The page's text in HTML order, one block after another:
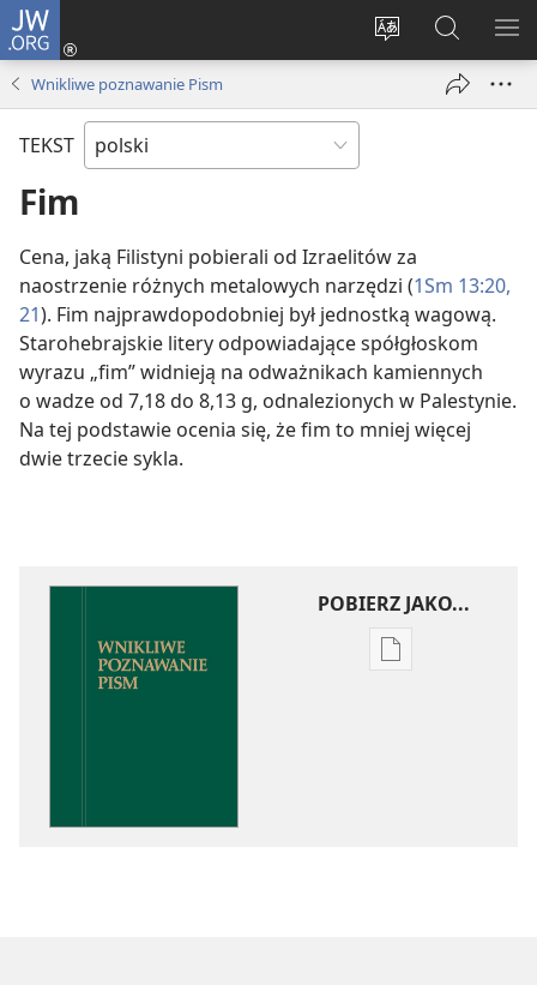
JW.ORG
Wybór
Logowanie
(opens
Szukaj
na
JW.ORG
Wnikliwe poznawanie Pism
TEKST
Fim
Cena, jaką Filistyni pobierali od Izraelitów za
naostrzenie różnych metalowych narzędzi (1Sm 13:20,
21). Fim najprawdopodobniej był jednostką wagową.
Starohebrajskie litery odpowiadające spółgłoskom
wyrazu „fim” widnieją na odważnikach kamiennych
o wadze od 7,18 do 8,13 g, odnalezionych w Palestynie.
Na tej podstawie ocenia się, że fim to mniej więcej
dwie trzecie sykla.
POBIERZ JAKO...
Ustawienia